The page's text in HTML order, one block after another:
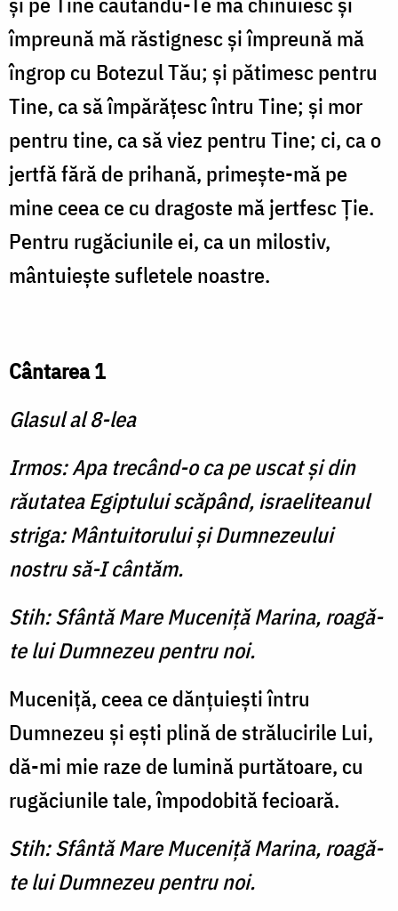
împreună mă răstignesc și împreună mă
îngrop cu Botezul Tău; și pătimesc pentru
Tine, ca să împărățesc întru Tine; și mor
pentru tine, ca să viez pentru Tine; ci, ca o
jertfă fără de prihană, primește-mă pe
mine ceea ce cu dragoste mă jertfesc Ție.
Pentru rugăciunile ei, ca un milostiv,
mântuiește sufletele noastre.
Cântarea 1
Glasul al 8-lea
Irmos: Apa trecând-o ca pe uscat şi din
răutatea Egiptului scăpând, israeliteanul
striga: Mântuitorului şi Dumnezeului
nostru să-I cântăm.
Stih: Sfântă Mare Muceniţă Marina, roagă-
te lui Dumnezeu pentru noi.
Muceniţă, ceea ce dănţuieşti întru
Dumnezeu şi eşti plină de strălucirile Lui,
dă-mi mie raze de lumină purtătoare, cu
rugăciunile tale, împodobită fecioară.
Stih: Sfântă Mare Muceniţă Marina, roagă-
te lui Dumnezeu pentru noi.